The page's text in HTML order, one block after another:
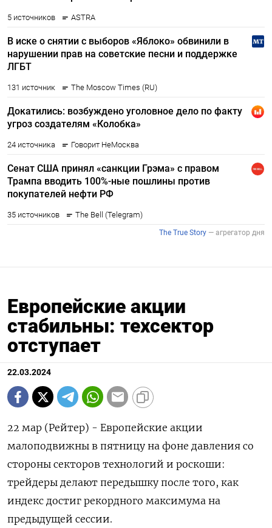
Европейские акции
стабильны: техсектор
отступает
22.03.2024
22 мар (Рейтер) - Европейские акции
малоподвижны в пятницу на фоне давления со
стороны секторов технологий и роскоши:
трейдеры делают передышку после того, как
индекс достиг рекордного максимума на
предыдущей сессии.